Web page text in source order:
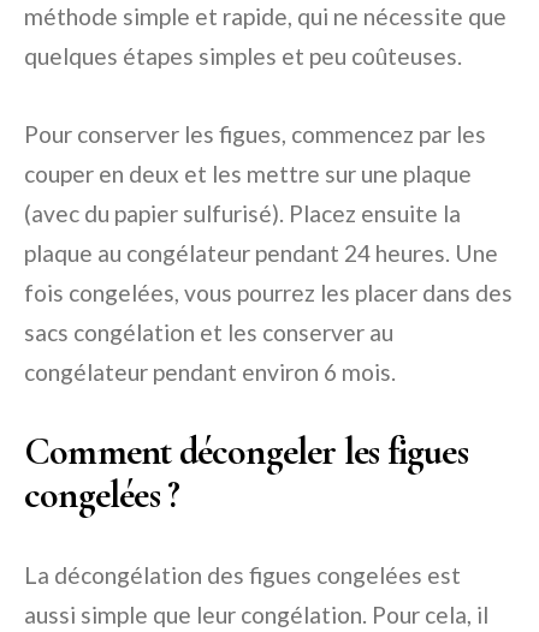
méthode simple et rapide, qui ne nécessite que
quelques étapes simples et peu coûteuses.
Pour conserver les figues, commencez par les
couper en deux et les mettre sur une plaque
(avec du papier sulfurisé). Placez ensuite la
plaque au congélateur pendant 24 heures. Une
fois congelées, vous pourrez les placer dans des
sacs congélation et les conserver au
congélateur pendant environ 6 mois.
Comment décongeler les figues
congelées ?
La décongélation des figues congelées est
aussi simple que leur congélation. Pour cela, il